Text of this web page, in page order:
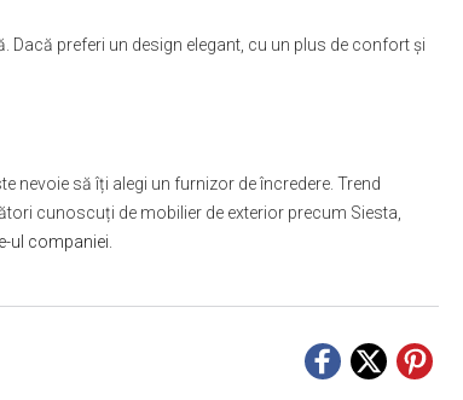
Dacă preferi un design elegant, cu un plus de confort și
nevoie să îți alegi un furnizor de încredere. Trend
cunoscuți de mobilier de exterior precum Siesta,
ul companiei.